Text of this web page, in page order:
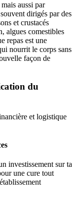
aussi par
dirigés par des
et crustacés
algues comestibles
repas est une
nourrit le corps sans
façon de
du
et logistique
investissement sur ta
une cure tout